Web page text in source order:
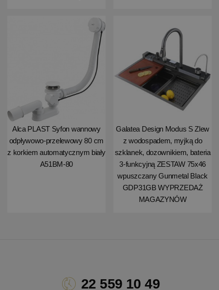
Alca PLAST Syfon wannowy
odpływowo-przelewowy 80 cm
z korkiem automatycznym biały
A51BM-80
Galatea Design Modus S Zlew
z wodospadem, myjką do
szklanek, dozownikiem, bateria
3-funkcyjną ZESTAW 75x46
wpuszczany Gunmetal Black
GDP31GB WYPRZEDAŻ
MAGAZYNÓW
22 559 10 49